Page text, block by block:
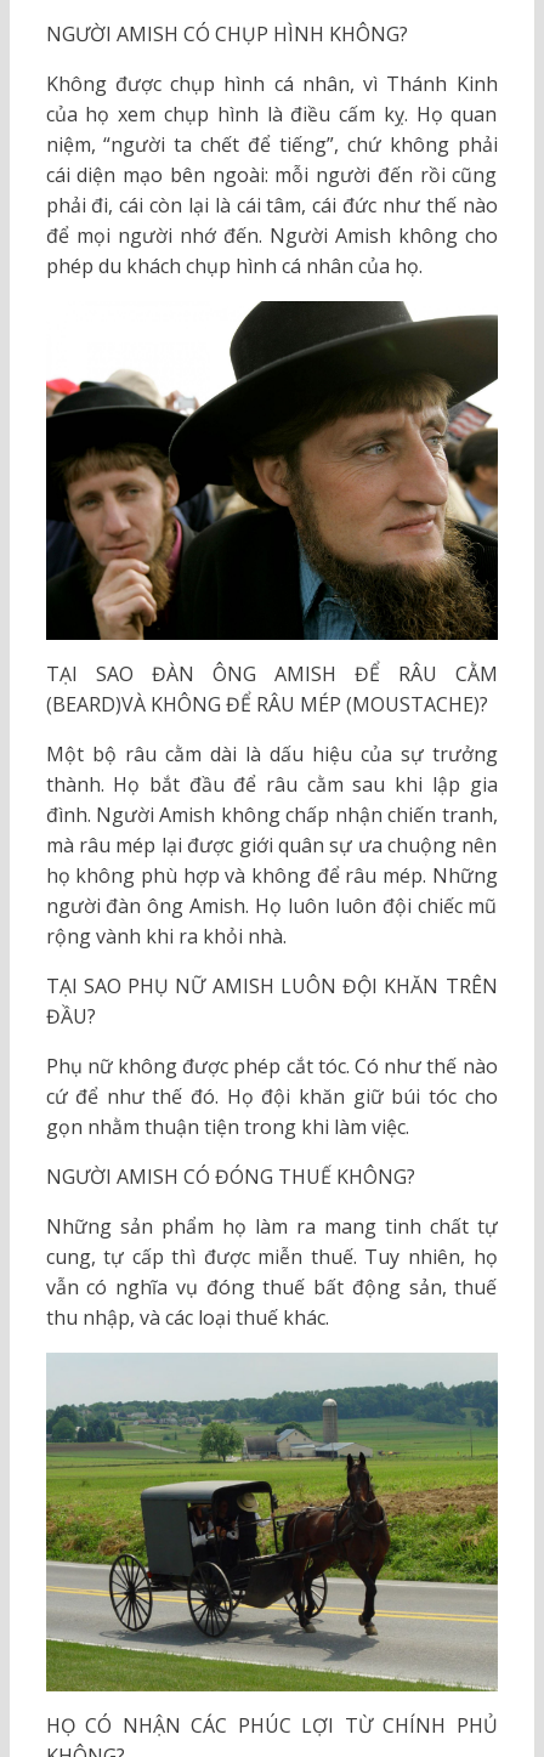
NGƯỜI AMISH CÓ CHỤP HÌNH KHÔNG?
Không được chụp hình cá nhân, vì Thánh Kinh
của họ xem chụp hình là điều cấm kỵ. Họ quan
niệm, “người ta chết để tiếng”, chứ không phải
cái diện mạo bên ngoài: mỗi người đến rồi cũng
phải đi, cái còn lại là cái tâm, cái đức như thế nào
để mọi người nhớ đến. Người Amish không cho
phép du khách chụp hình cá nhân của họ.
TẠI SAO ĐÀN ÔNG AMISH ĐỂ RÂU CẰM
(BEARD)VÀ KHÔNG ĐỂ RÂU MÉP (MOUSTACHE)?
Một bộ râu cằm dài là dấu hiệu của sự trưởng
thành. Họ bắt đầu để râu cằm sau khi lập gia
đình. Người Amish không chấp nhận chiến tranh,
mà râu mép lại được giới quân sự ưa chuộng nên
họ không phù hợp và không để râu mép. Những
người đàn ông Amish. Họ luôn luôn đội chiếc mũ
rộng vành khi ra khỏi nhà.
TẠI SAO PHỤ NỮ AMISH LUÔN ĐỘI KHĂN TRÊN
ĐẦU?
Phụ nữ không được phép cắt tóc. Có như thế nào
cứ để như thế đó. Họ đội khăn giữ búi tóc cho
gọn nhằm thuận tiện trong khi làm việc.
NGƯỜI AMISH CÓ ĐÓNG THUẾ KHÔNG?
Những sản phẩm họ làm ra mang tinh chất tự
cung, tự cấp thì được miễn thuế. Tuy nhiên, họ
vẫn có nghĩa vụ đóng thuế bất động sản, thuế
thu nhập, và các loại thuế khác.
HỌ CÓ NHẬN CÁC PHÚC LỢI TỪ CHÍNH PHỦ